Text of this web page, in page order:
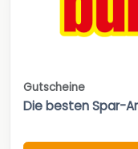
Gutscheine
Die besten Spar-